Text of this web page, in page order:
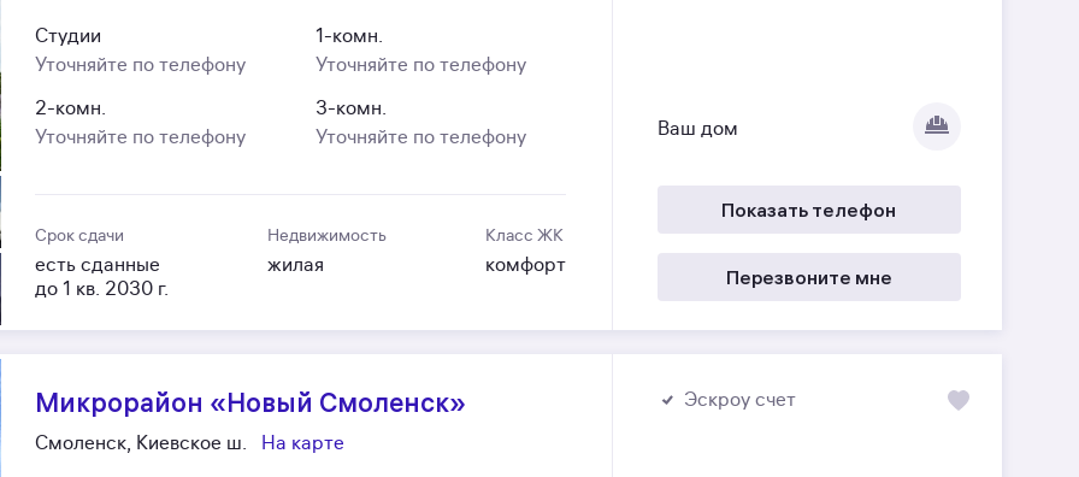
Студии
Уточняйте по телефону
1-комн.
Уточняйте по телефону
2-комн.
Уточняйте по телефону
3-комн.
Уточняйте по телефону
Срок сдачи
есть сданные
до 1 кв. 2030 г.
Недвижимость
жилая
Класс ЖК
комфорт
Ваш дом
Показать телефон
Перезвоните мне
Микрорайон «Новый Смоленск»
Смоленск, Киевское ш. На карте
Эскроу счет